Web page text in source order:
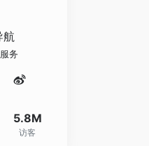
航
务
5.8M
访客